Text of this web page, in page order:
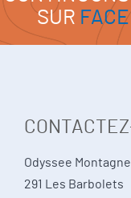
SUR
Odyssee Montagne
291 Les Barbolets